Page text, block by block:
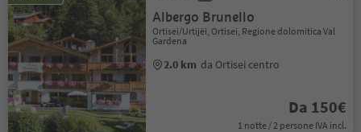
Albergo Brunello
Ortisei/Urtijëi, Ortisei, Regione dolomitica Val
Gardena
2.0 km da Ortisei centro
Da 150€
1 notte / 2 persone IVA incl.